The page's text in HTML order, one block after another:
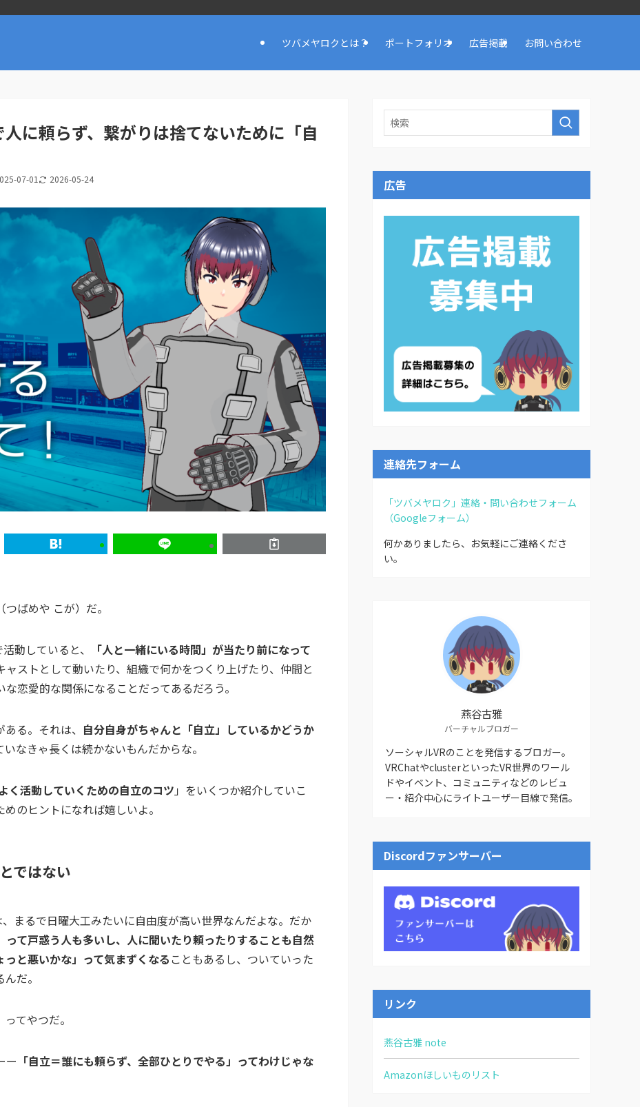
ツバメヤロクとは？ ポートフォリオ 広告掲載 お問い合わせ
人に頼らず、繋がりは捨てないために「自
07-01 2026-05-24
ばめや こが）だ。
動していると、
「人と一緒にいる時間」が当たり前になって
ストとして動いたり、組織で何かをつくり上げたり、仲間と
恋愛的な関係になることだってあるだろう。
る。それは、 自分自身がちゃんと「自立」しているかどうか
なきゃ長くは続かないもんだからな。
く活動していくための自立のコツ 」をいくつか紹介していこ
のヒントになれば嬉しいよ。
ではない
まるで日曜大工みたいに自由度が高い世界なんだよな。だか
って戸惑う人も多いし、人に聞いたり頼ったりすることも自然
と悪いかな」って気まずくなる こともあるし、ついていった
だ。
ってやつだ。
ー 「自立＝誰にも頼らず、全部ひとりでやる」ってわけじゃな
広告
連絡先フォーム
「ツバメヤロク」連絡・問い合わせフォーム
（Googleフォーム）
何かありましたら、お気軽にご連絡くださ
い。
燕谷古雅
バーチャルブロガー
ソーシャルVRのことを発信するブロガー。
VRChatやclusterといったVR世界のワール
ドやイベント、コミュニティなどのレビュ
ー・紹介中心にライトユーザー目線で発信。
Discordファンサーバー
リンク
燕谷古雅 note
Amazonほしいものリスト